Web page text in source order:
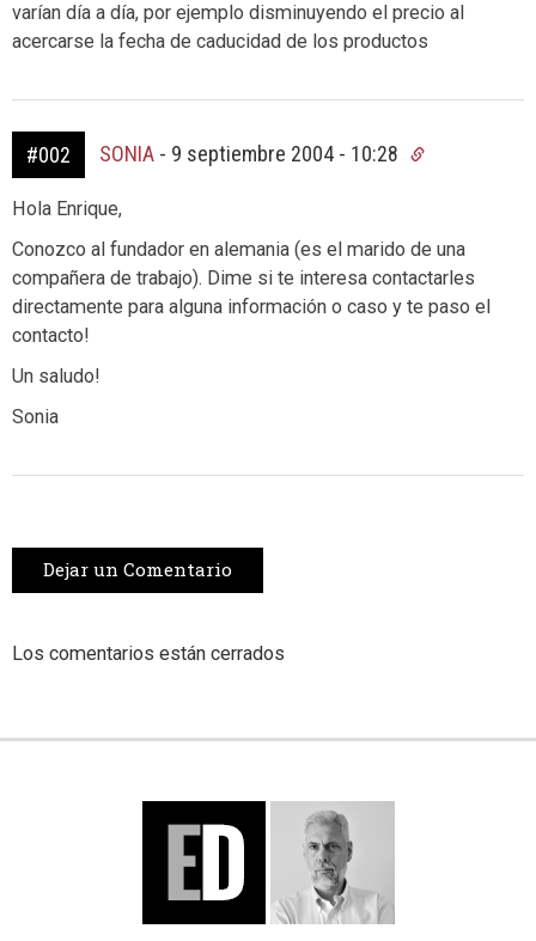
varían día a día, por ejemplo disminuyendo el precio al
acercarse la fecha de caducidad de los productos
#002 SONIA - 9 septiembre 2004 - 10:28
Hola Enrique,
Conozco al fundador en alemania (es el marido de una
compañera de trabajo). Dime si te interesa contactarles
directamente para alguna información o caso y te paso el
contacto!
Un saludo!
Sonia
Dejar un Comentario
Los comentarios están cerrados